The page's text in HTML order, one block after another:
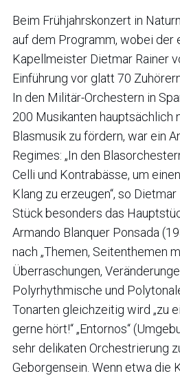
Beim Frühjahrskonzert in
auf dem Programm, wobei der
Kapellmeister Dietmar Rainer
Einführung vor glatt 70
In den Militär-Orchestern in
200 Musikanten hauptsächlich
Blasmusik zu fördern, war ein
Regimes: „In den
Celli und Kontrabässe, um
Klang zu erzeugen“, so
Stück besonders das
Armando Blanquer Ponsada
nach „Themen, Seitenthemen
Überraschungen,
Polyrhythmische und
Tonarten gleichzeitig wird „zu
gerne hört!“ „Entornos“
sehr delikaten Orchestrierung
Geborgensein. Wenn etwa die